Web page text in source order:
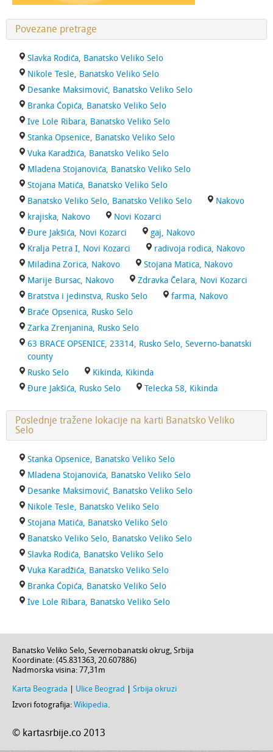
Povezane pretrage
Slavka Rodića, Banatsko Veliko Selo
Nikole Tesle, Banatsko Veliko Selo
Desanke Maksimović, Banatsko Veliko Selo
Branka Ćopića, Banatsko Veliko Selo
Ive Lole Ribara, Banatsko Veliko Selo
Stanka Opsenice, Banatsko Veliko Selo
Vuka Karadžića, Banatsko Veliko Selo
Mladena Stojanovića, Banatsko Veliko Selo
Stojana Matića, Banatsko Veliko Selo
Banatsko Veliko Selo, Banatsko Veliko Selo
Nakovo
krajiska, Nakovo
Novi Kozarci
Đure Jakšića, Novi Kozarci
gaj, Nakovo
Kralja Petra I, Novi Kozarci
radivoja rodica, Nakovo
Miladina Zorica, Nakovo
Stojana Matica, Nakovo
Marije Bursac, Nakovo
Zdravka Čelara, Novi Kozarci
Bratstva i jedinstva, Rusko Selo
farma, Nakovo
Braće Opsenica, Rusko Selo
Zarka Zrenjanina, Rusko Selo
63 BRACE OPSENICE, 23314, Rusko Selo, Severno-banatski
county
Rusko Selo
Kikinda, Kikinda
Đure Jakšića, Rusko Selo
Telecka 58, Kikinda
Poslednje tražene lokacije na karti Banatsko Veliko
Selo
Stanka Opsenice, Banatsko Veliko Selo
Mladena Stojanovića, Banatsko Veliko Selo
Desanke Maksimović, Banatsko Veliko Selo
Nikole Tesle, Banatsko Veliko Selo
Stojana Matića, Banatsko Veliko Selo
Banatsko Veliko Selo, Banatsko Veliko Selo
Slavka Rodića, Banatsko Veliko Selo
Vuka Karadžića, Banatsko Veliko Selo
Branka Ćopića, Banatsko Veliko Selo
Ive Lole Ribara, Banatsko Veliko Selo
Banatsko Veliko Selo, Severnobanatski okrug, Srbija
Koordinate: (45.831363, 20.607886)
Nadmorska visina: 77,31m
Karta Beograda Ulice Beograd
Srbija okruzi
Izvori fotografija: Wikipedia.
© kartasrbije.co 2013